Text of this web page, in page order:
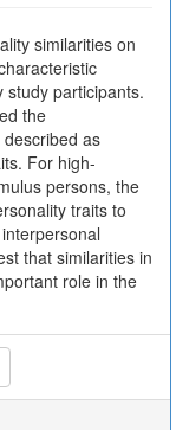
similarities on
study participants.
the
described as
For high-
persons, the
traits to
that similarities in
role in the